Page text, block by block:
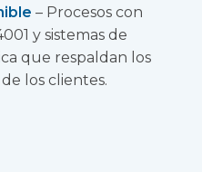
– Procesos con
y sistemas de
que respaldan los
los clientes.